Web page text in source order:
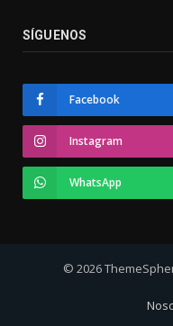
SÍGUENOS
Facebook
Instagram
WhatsApp
© 2026